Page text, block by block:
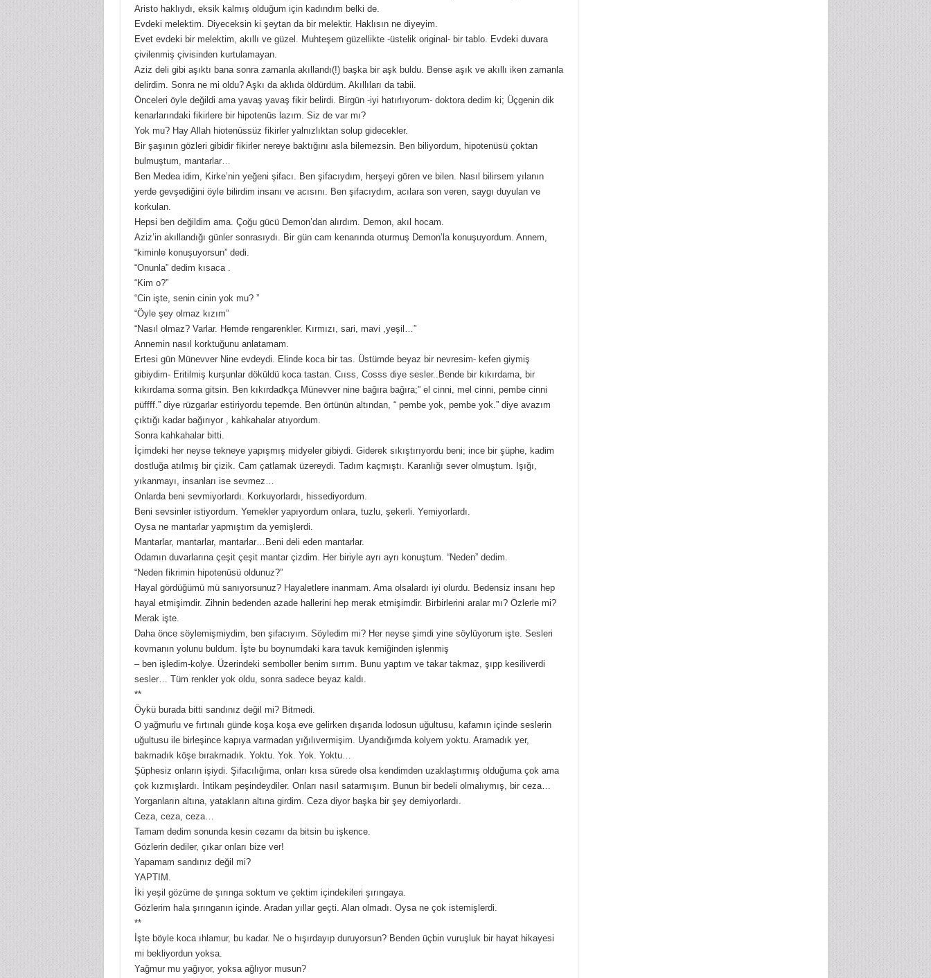
Aristo haklıydı, eksik kalmış olduğum için kadındım belki de.
Evdeki melektim. Diyeceksin ki şeytan da bir melektir. Haklısın ne diyeyim.
Evet evdeki bir melektim, akıllı ve güzel. Muhteşem güzellikte -üstelik original- bir tablo. Evdeki duvara
çivilenmiş çivisinden kurtulamayan.
Aziz deli gibi aşıktı bana sonra zamanla akıllandı(!) başka bir aşk buldu. Bense aşık ve akıllı iken zamanla
delirdim. Sonra ne mi oldu? Aşkı da aklıda öldürdüm. Akıllıları da tabii.
Önceleri öyle değildi ama yavaş yavaş fikir belirdi. Birgün -iyi hatırlıyorum- doktora dedim ki; Üçgenin dik
kenarlarındaki fikirlere bir hipotenüs lazım. Siz de var mı?
Yok mu? Hay Allah hiotenüssüz fikirler yalnızlıktan solup gidecekler.
Bir şaşının gözleri gibidir fikirler nereye baktığını asla bilemezsin. Ben biliyordum, hipotenüsü çoktan
bulmuştum, mantarlar…
Ben Medea idim, Kirke’nin yeğeni şifacı. Ben şifacıydım, herşeyi gören ve bilen. Nasıl bilirsem yılanın
yerde gevşediğini öyle bilirdim insanı ve acısını. Ben şifacıydım, acılara son veren, saygı duyulan ve
korkulan.
Hepsi ben değildim ama. Çoğu gücü Demon’dan alırdım. Demon, akıl hocam.
Aziz’in akıllandığı günler sonrasıydı. Bir gün cam kenarında oturmuş Demon’la konuşuyordum. Annem,
“kiminle konuşuyorsun” dedi.
“Onunla” dedim kısaca .
“Kim o?”
“Cin işte, senin cinin yok mu? ”
“Öyle şey olmaz kızım”
“Nasıl olmaz? Varlar. Hemde rengarenkler. Kırmızı, sari, mavi ,yeşil…”
Annemin nasıl korktuğunu anlatamam.
Ertesi gün Münevver Nine evdeydi. Elinde koca bir tas. Üstümde beyaz bir nevresim- kefen giymiş
gibiydim- Eritilmiş kurşunlar döküldü koca tastan. Cııss, Cosss diye sesler..Bende bir kıkırdama, bir
kıkırdama sorma gitsin. Ben kıkırdadkça Münevver nine bağıra bağıra;” el cinni, mel cinni, pembe cinni
püffff.” diye rüzgarlar estiriyordu tepemde. Ben örtünün altından, “ pembe yok, pembe yok.” diye avazım
çıktığı kadar bağırıyor , kahkahalar atıyordum.
Sonra kahkahalar bitti.
İçimdeki her neyse tekneye yapışmış midyeler gibiydi. Giderek sıkıştırıyordu beni; ince bir şüphe, kadim
dostluğa atılmış bir çizik. Cam çatlamak üzereydi. Tadım kaçmıştı. Karanlığı sever olmuştum. Işığı,
yıkanmayı, insanları ise sevmez…
Onlarda beni sevmiyorlardı. Korkuyorlardı, hissediyordum.
Beni sevsinler istiyordum. Yemekler yapıyordum onlara, tuzlu, şekerli. Yemiyorlardı.
Oysa ne mantarlar yapmıştım da yemişlerdi.
Mantarlar, mantarlar, mantarlar…Beni deli eden mantarlar.
Odamın duvarlarına çeşit çeşit mantar çizdim. Her biriyle ayrı ayrı konuştum. “Neden” dedim.
“Neden fikrimin hipotenüsü oldunuz?”
Hayal gördüğümü mü sanıyorsunuz? Hayaletlere inanmam. Ama olsalardı iyi olurdu. Bedensiz insanı hep
hayal etmişimdir. Zihnin bedenden azade hallerini hep merak etmişimdir. Birbirlerini aralar mı? Özlerle mi?
Merak işte.
Daha önce söylemişmiydim, ben şifacıyım. Söyledim mi? Her neyse şimdi yine söylüyorum işte. Sesleri
kovmanın yolunu buldum. İşte bu boynumdaki kara tavuk kemiğinden işlenmiş
– ben işledim-kolye. Üzerindeki semboller benim sırrım. Bunu yaptım ve takar takmaz, şıpp kesiliverdi
sesler… Tüm renkler yok oldu, sonra sadece beyaz kaldı.
**
Öykü burada bitti sandınız değil mi? Bitmedi.
O yağmurlu ve fırtınalı günde koşa koşa eve gelirken dışarıda lodosun uğultusu, kafamın içinde seslerin
uğultusu ile birleşince kapıya varmadan yığılıvermişim. Uyandığımda kolyem yoktu. Aramadık yer,
bakmadık köşe bırakmadık. Yoktu. Yok. Yok. Yoktu…
Şüphesiz onların işiydi. Şifacılığıma, onları kısa sürede olsa kendimden uzaklaştırmış olduğuma çok ama
çok kızmışlardı. İntikam peşindeydiler. Onları nasıl satarmışım. Bunun bir bedeli olmalıymış, bir ceza…
Yorganların altına, yatakların altına girdim. Ceza diyor başka bir şey demiyorlardı.
Ceza, ceza, ceza…
Tamam dedim sonunda kesin cezamı da bitsin bu işkence.
Gözlerin dediler, çıkar onları bize ver!
Yapamam sandınız değil mi?
YAPTIM.
İki yeşil gözüme de şırınga soktum ve çektim içindekileri şırıngaya.
Gözlerim hala şırınganın içinde. Aradan yıllar geçti. Alan olmadı. Oysa ne çok istemişlerdi.
**
İşte böyle koca ıhlamur, bu kadar. Ne o hışırdayıp duruyorsun? Benden üçbin vuruşluk bir hayat hikayesi
mi bekliyordun yoksa.
Yağmur mu yağıyor, yoksa ağlıyor musun?